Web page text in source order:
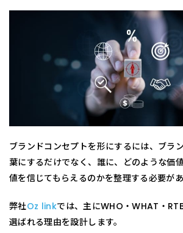
ブランドコンセプトを形にするには、ブラ
葉にするだけでなく、誰に、どのような価
値を信じてもらえるのかを整理する必要があ
弊社Oz linkでは、主にWHO・WHAT・
選ばれる理由を設計します。